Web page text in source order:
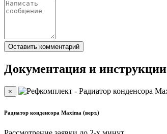
Документация и инструкции
×
Радиатор конденсора Maxima (верт.)